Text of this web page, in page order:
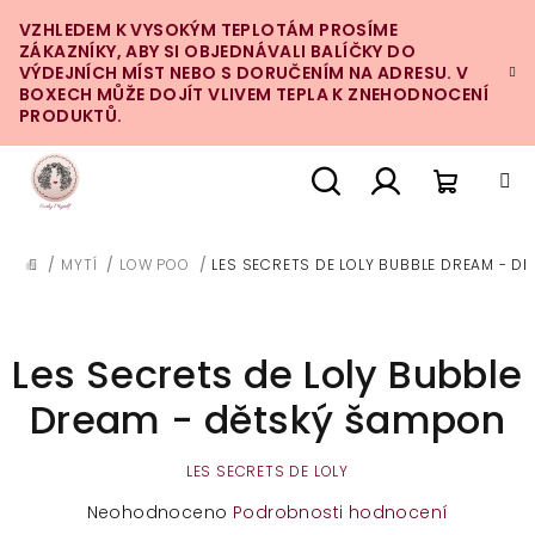
na
obsah
VZHLEDEM K VYSOKÝM TEPLOTÁM PROSÍME
ZÁKAZNÍKY, ABY SI OBJEDNÁVALI BALÍČKY DO
VÝDEJNÍCH MÍST NEBO S DORUČENÍM NA ADRESU. V
BOXECH MŮŽE DOJÍT VLIVEM TEPLA K ZNEHODNOCENÍ
PRODUKTŮ.
DOMŮ
/ MYTÍ / LOW POO / LES SECRETS DE LOLY BUBBLE DREAM -
Les Secrets de Loly Bubble
Dream - dětský šampon
LES SECRETS DE LOLY
Průměrné
Neohodnoceno Podrobnosti hodnocení